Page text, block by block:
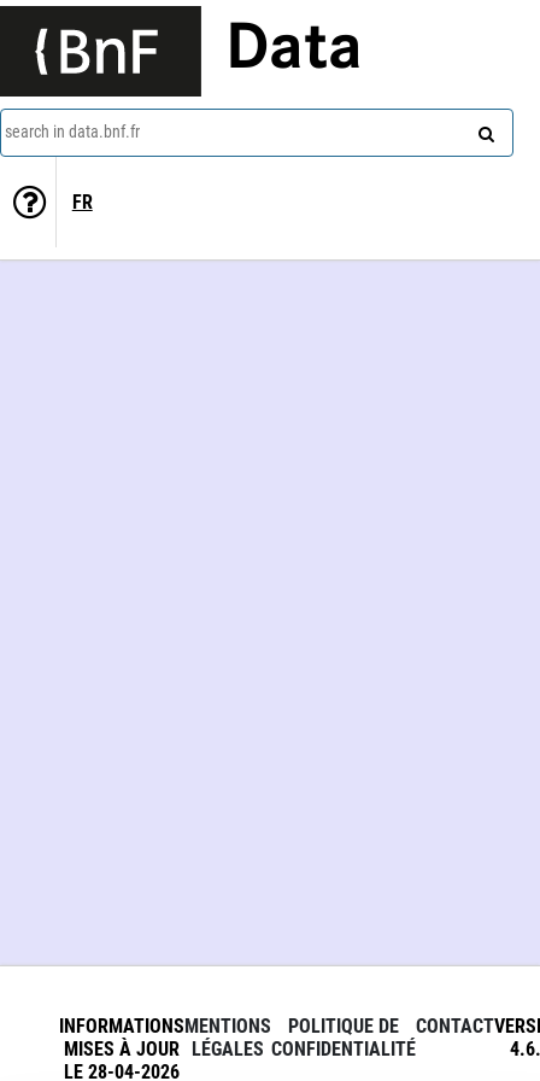
Data
search in data.bnf.fr
FR
INFORMATIONS
MISES À JOUR
LE 28-04-2026
MENTIONS
LÉGALES
POLITIQUE DE
CONFIDENTIALITÉ
CONTACT